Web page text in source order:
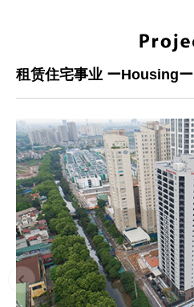
租赁住宅事业 ーHousingー